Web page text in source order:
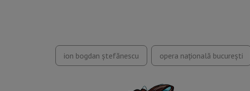
ion bogdan ștefănescu opera națională bucurești